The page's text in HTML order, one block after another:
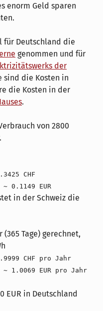
enorm Geld sparen
für Deutschland die
genommen und für
der
sind die Kosten in
die Kosten in der
.
von 2800
CHF
0.1149 EUR
in der Schweiz die
Tage) gerechnet,
CHF pro Jahr
~ 1.0069 EUR pro Jahr
EUR in Deutschland